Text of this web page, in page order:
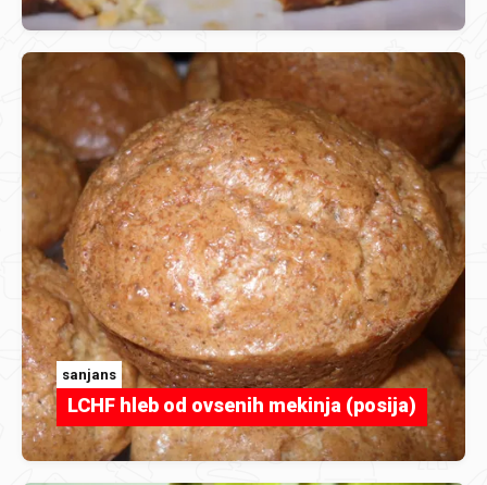
sanjans
LCHF hleb od ovsenih mekinja (posija)